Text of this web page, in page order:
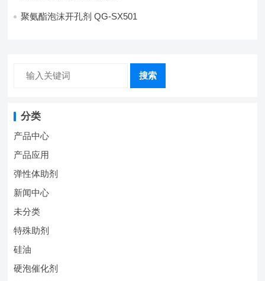
聚氨酯泡沫开孔剂 QG-SX501
搜索
分类
产品中心
产品应用
弹性体助剂
新闻中心
未分类
特殊助剂
硅油
硬泡催化剂